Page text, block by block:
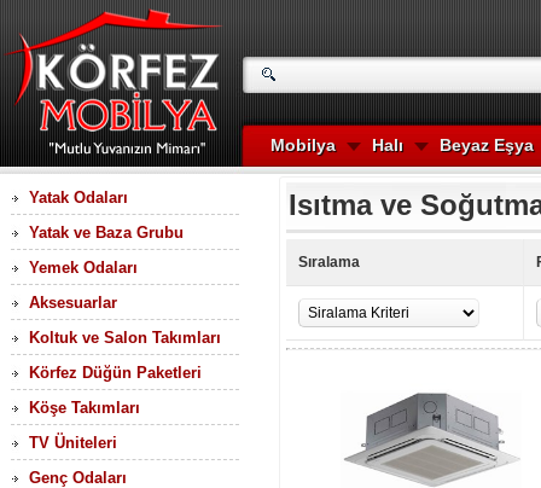
Mobilya Halı Beyaz Eşya
Yatak Odaları
Yatak ve Baza Grubu
Yemek Odaları
Aksesuarlar
Koltuk ve Salon Takımları
Körfez Düğün Paketleri
Köşe Takımları
TV Üniteleri
Genç Odaları
Isıtma ve
Sıralama